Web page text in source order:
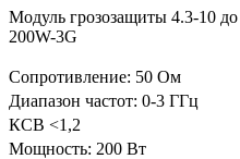
Модуль грозозащиты 4.3-10
200W-3G
Сопротивление: 50 Ом
Диапазон частот: 0-3 ГГц
КСВ <1,2
Мощность: 200 Вт